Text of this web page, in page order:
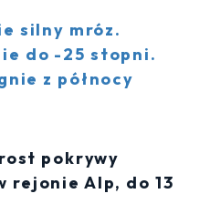
silny mróz.
do -25 stopni.
z północy
pokrywy
rejonie Alp, do 13